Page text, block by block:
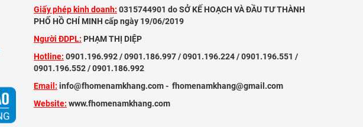
Giấy phép kinh doanh: 0315744901 do SỞ KẾ HOẠCH VÀ ĐẦU TƯ THÀNH
PHỐ HỒ CHÍ MINH cấp ngày 19/06/2019
Người ĐDPL: PHẠM THỊ DIỆP
Hotline: 0901.196.992 / 0901.186.997 / 0901.196.224 / 0901.196.551 /
0901.196.552 / 0901.186.992
Email: info@fhomenamkhang.com - fhomenamkhang@gmail.com
Website: www.fhomenamkhang.com